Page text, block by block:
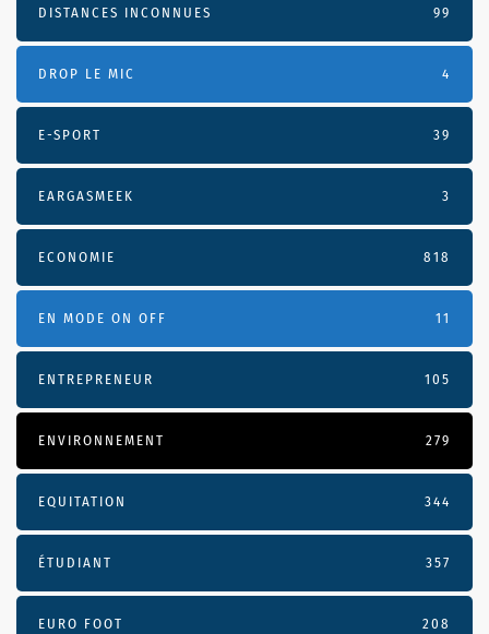
DISTANCES INCONNUES 99
DROP LE MIC 4
E-SPORT 39
EARGASMEEK 3
ECONOMIE 818
EN MODE ON OFF 11
ENTREPRENEUR 105
ENVIRONNEMENT 279
EQUITATION 344
ÉTUDIANT 357
EURO FOOT 208